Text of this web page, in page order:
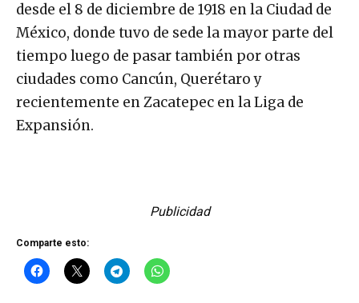
desde el 8 de diciembre de 1918 en la Ciudad de
México, donde tuvo de sede la mayor parte del
tiempo luego de pasar también por otras
ciudades como Cancún, Querétaro y
recientemente en Zacatepec en la Liga de
Expansión.
Publicidad
Comparte esto: